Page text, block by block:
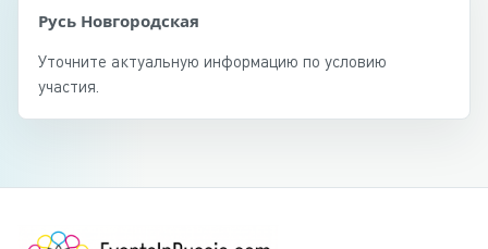
Русь Новгородская
Уточните актуальную информацию по условию
участия.